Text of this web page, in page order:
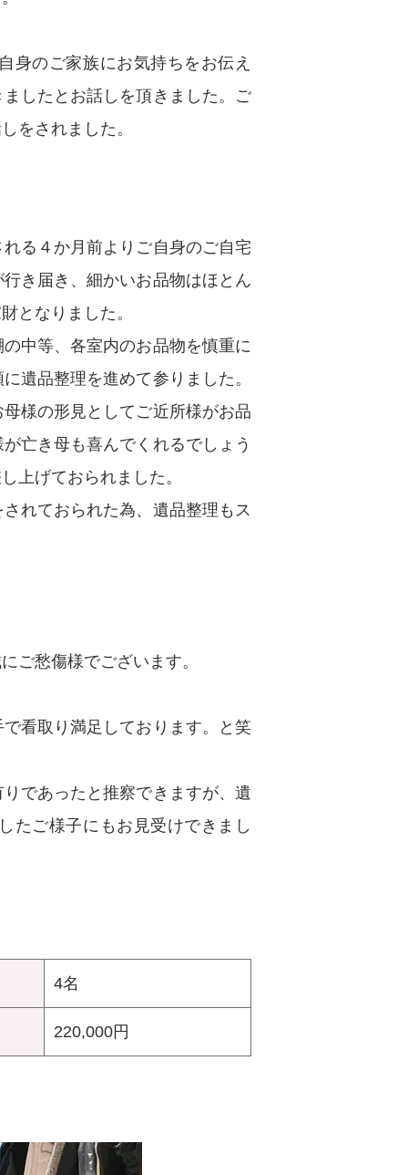
身のご家族にお気持ちをお伝え
したとお話しを頂きました。ご
をされました。
る４か月前よりご自身のご自宅
き届き、細かいお品物はほとん
となりました。
中等、各室内のお品物を慎重に
遺品整理を進めて参りました。
様の形見としてご近所様がお品
亡き母も喜んでくれるでしょう
上げておられました。
れておられた為、遺品整理もス
ご愁傷様でございます。
看取り満足しております。と笑
であったと推察できますが、遺
たご様子にもお見受けできまし
4名
220,000円